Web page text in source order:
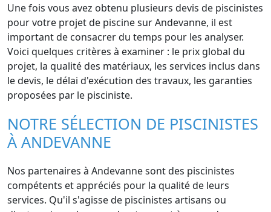
Une fois vous avez obtenu plusieurs devis de piscinistes
pour votre projet de piscine sur Andevanne, il est
important de consacrer du temps pour les analyser.
Voici quelques critères à examiner : le prix global du
projet, la qualité des matériaux, les services inclus dans
le devis, le délai d'exécution des travaux, les garanties
proposées par le pisciniste.
NOTRE SÉLECTION DE PISCINISTES
À ANDEVANNE
Nos partenaires à Andevanne sont des piscinistes
compétents et appréciés pour la qualité de leurs
services. Qu'il s'agisse de piscinistes artisans ou